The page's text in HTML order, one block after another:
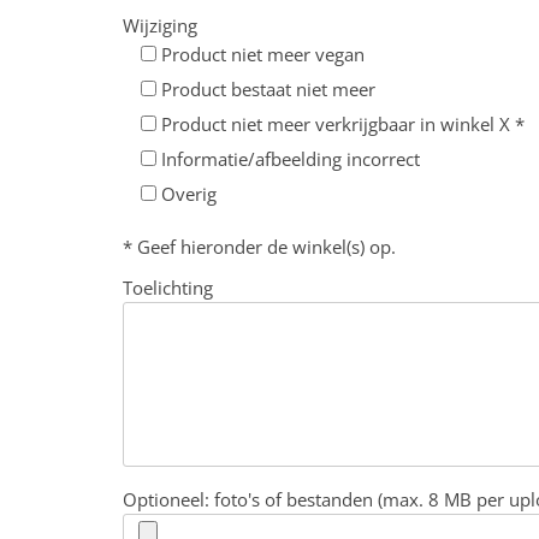
Wijziging
Product niet meer vegan
Product bestaat niet meer
Product niet meer verkrijgbaar in winkel X *
Informatie/afbeelding incorrect
Overig
* Geef hieronder de winkel(s) op.
Toelichting
Optioneel: foto's of bestanden (max. 8 MB per